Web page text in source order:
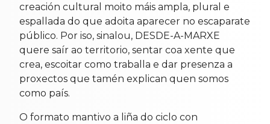
creación cultural moito máis ampla, plural e
espallada do que adoita aparecer no escaparate
público. Por iso, sinalou, DESDE-A-MARXE
quere saír ao territorio, sentar coa xente que
crea, escoitar como traballa e dar presenza a
proxectos que tamén explican quen somos
como país.
O formato mantivo a liña do ciclo con